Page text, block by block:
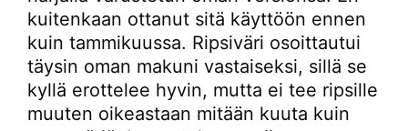
kuitenkaan ottanut sitä käyttöön ennen
kuin tammikuussa. Ripsiväri osoittautui
täysin oman makuni vastaiseksi, sillä se
kyllä erottelee hyvin, mutta ei tee ripsille
muuten oikeastaan mitään kuuta kuin